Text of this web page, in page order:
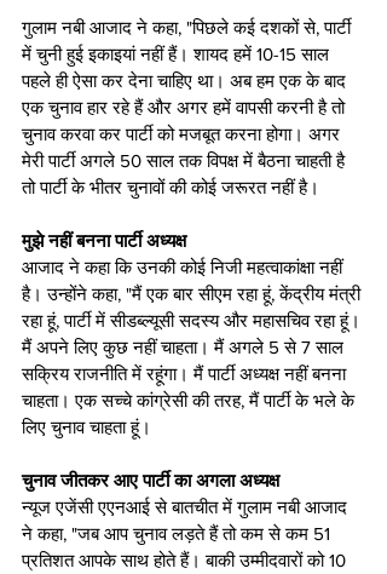
गुलाम नबी आजाद ने कहा, "पिछले कई दशकों से, पार्टी
में चुनी हुई इकाइयां नहीं हैं। शायद हमें 10-15 साल
पहले ही ऐसा कर देना चाहिए था। अब हम एक के बाद
एक चुनाव हार रहे हैं और अगर हमें वापसी करनी है तो
चुनाव करवा कर पार्टी को मजबूत करना होगा। अगर
मेरी पार्टी अगले 50 साल तक विपक्ष में बैठना चाहती है
तो पार्टी के भीतर चुनावों की कोई जरूरत नहीं है।
मुझे नहीं बनना पार्टी अध्‍यक्ष
आजाद ने कहा कि उनकी कोई निजी महत्‍वाकांक्षा नहीं
है। उन्‍होंने कहा, "मैं एक बार सीएम रहा हूं, केंद्रीय मंत्री
रहा हूं, पार्टी में सीडब्‍ल्‍यूसी सदस्‍य और महासचिव रहा हूं।
मैं अपने लिए कुछ नहीं चाहता। मैं अगले 5 से 7 साल
सक्रिय राजनीति में रहूंगा। मैं पार्टी अध्‍यक्ष नहीं बनना
चाहता। एक सच्‍चे कांग्रेसी की तरह, मैं पार्टी के भले के
लिए चुनाव चाहता हूं।
चुनाव जीतकर आए पार्टी का अगला अध्‍यक्ष
न्‍यूज एजेंसी एएनआई से बातचीत में गुलाम नबी आजाद
ने कहा, "जब आप चुनाव लड़ते हैं तो कम से कम 51
प्रतिशत आपके साथ होते हैं। बाकी उम्‍मीदवारों को 10